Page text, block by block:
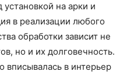
на арки и
в реализации любого
обработки зависит не
но и их долговечность.
вписывалась в интерьер